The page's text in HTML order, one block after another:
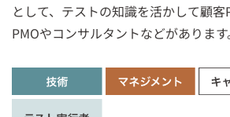
として、テストの知識を活かして顧客
PMOやコンサルタントなどがあります